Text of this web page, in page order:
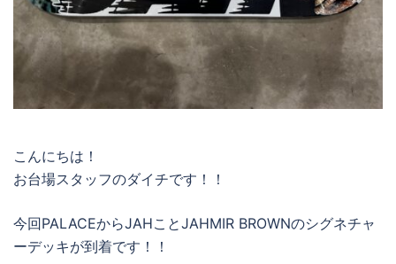
こんにちは！
お台場スタッフのダイチです！！
今回PALACEからJAHことJAHMIR BROWNのシグネチャ
ーデッキが到着です！！